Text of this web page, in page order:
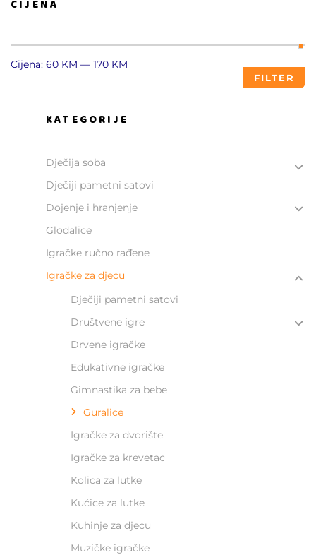
CIJENA
FILTER
Cijena: 60 KM — 170 KM
KATEGORIJE
Dječija soba
Dječiji pametni satovi
Dojenje i hranjenje
Glodalice
Igračke ručno rađene
Igračke za djecu
Dječiji pametni satovi
Društvene igre
Drvene igračke
Edukativne igračke
Gimnastika za bebe
Guralice
Igračke za dvorište
Igračke za krevetac
Kolica za lutke
Kućice za lutke
Kuhinje za djecu
Muzičke igračke